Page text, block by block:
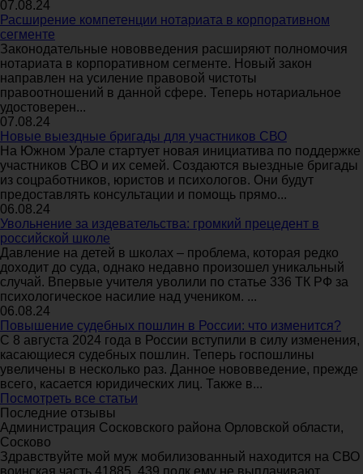
07.08.24
Расширение компетенции нотариата в корпоративном
сегменте
Законодательные нововведения расширяют полномочия
нотариата в корпоративном сегменте. Новый закон
направлен на усиление правовой чистоты
правоотношений в данной сфере. Теперь нотариальное
удостоверен...
07.08.24
Новые выездные бригады для участников СВО
На Южном Урале стартует новая инициатива по поддержке
участников СВО и их семей. Создаются выездные бригады
из соцработников, юристов и психологов. Они будут
предоставлять консультации и помощь прямо...
06.08.24
Увольнение за издевательства: громкий прецедент в
российской школе
Давление на детей в школах – проблема, которая редко
доходит до суда, однако недавно произошел уникальный
случай. Впервые учителя уволили по статье 336 ТК РФ за
психологическое насилие над учеником. ...
06.08.24
Повышение судебных пошлин в России: что изменится?
С 8 августа 2024 года в России вступили в силу изменения,
касающиеся судебных пошлин. Теперь госпошлины
увеличены в несколько раз. Данное нововведение, прежде
всего, касается юридических лиц. Также в...
Посмотреть все статьи
Последние отзывы
Администрация Сосковского района Орловской области,
Сосково
Здравствуйте мой муж мобилизованный находится на СВО
воинская часть 41885 ,439 полк ему не выплачивают